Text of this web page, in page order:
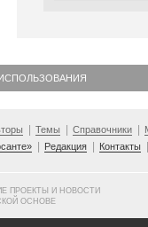
Темы Справочники
Редакция Контакты
ПРОЕКТЫ И НОВОСТИ
ОСНОВЕ